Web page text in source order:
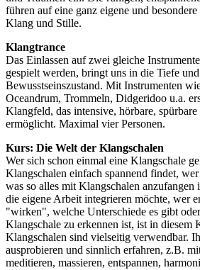
führen auf eine ganz eigene und
Klang und Stille.
Klangtrance
Das Einlassen auf zwei gleiche
gespielt werden, bringt uns in die Tiefe
Bewusstseinszustand. Mit Instrumenten
Oceandrum, Trommeln, Didgeridoo u.a.
Klangfeld, das intensive, hörbare,
ermöglicht. Maximal vier Personen.
Kurs: Die Welt der Klangschalen
Wer sich schon einmal eine Klangschale
Klangschalen einfach spannend findet,
was so alles mit Klangschalen anzufangen
die eigene Arbeit integrieren möchte, wer
"wirken", welche Unterschiede es gibt
Klangschale zu erkennen ist, ist in diesem
Klangschalen sind vielseitig verwendbar.
ausprobieren und sinnlich erfahren, z.B.
meditieren, massieren, entspannen,